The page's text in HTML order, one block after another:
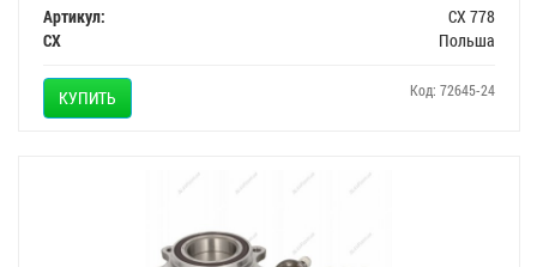
Артикул:
CX 778
CX
Польша
КУПИТЬ Код: 72645-24